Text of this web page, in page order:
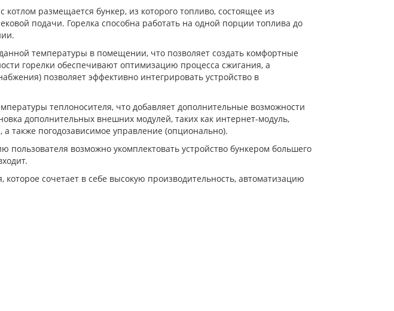
размещается бункер, из которого топливо, состоящее из
подачи. Горелка способна работать на одной порции топлива до
температуры в помещении, что позволяет создать комфортные
горелки обеспечивают оптимизацию процесса сжигания, а
позволяет эффективно интегрировать устройство в
теплоносителя, что добавляет дополнительные возможности
дополнительных внешних модулей, таких как интернет-модуль,
также погодозависимое управление (опционально).
пользователя возможно укомплектовать устройство бункером большего
сочетает в себе высокую производительность, автоматизацию